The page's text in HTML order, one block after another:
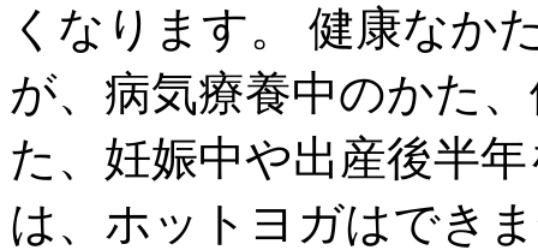
くなります。 健康なか
が、病気療養中のかた
た、妊娠中や出産後半
は、ホットヨガはでき